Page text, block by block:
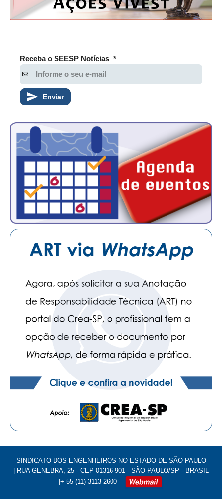
AUTÔNOMOS E SERVIÇOS
GUIA DAS ENGENHARIAS
CONTATO
CURSOS
SEESP EDUCAÇÃO
PLATAFORMAS GRATUITAS
BENEFÍCIOS
APOSENTADORIA
CONVÊNIOS
SEESPPREV
CAMPANHAS SALARIAIS
COMUNICAÇÃO
PALAVRA DO MURILO
NOTÍCIAS
CONTEÚDO ESPECIAL
NOTÍCIAS NO WHATSAPP
Receba o SEESP Notícias *
Enviar
SINDICATO DOS ENGENHEIROS NO ESTADO DE SÃO PAULO
| RUA GENEBRA, 25 - CEP 01316-901 - SÃO PAULO/SP - BRASIL
|+ 55 (11) 3113-2600